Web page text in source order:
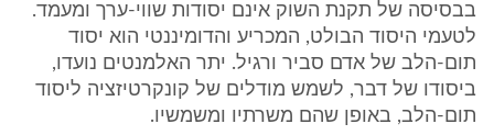
בבסיסה של תקנת השוק אינם יסודות שווי-ערך ומעמד.
לטעמי היסוד הבולט, המכריע והדומיננטי הוא יסוד
תום-הלב של אדם סביר ורגיל. יתר האלמנטים נועדו,
ביסודו של דבר, לשמש מודלים של קונקרטיזציה ליסוד
תום-הלב, באופן שהם משרתיו ומשמשיו.